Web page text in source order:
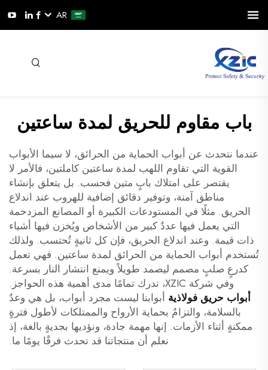
AR
باب مقاوم للحريق لمدة ساعتين
عندما نتحدث عن أبواب الحماية من الحرائق، لا سيما الأبواب
القوية التي تقاوم اللهب لمدة ساعتين كاملتين، فالأمر لا
يقتصر على امتلاك بابٍ متين فحسب. بل يتعلق بإنشاء
مناطق آمنة، وتوفير دقائق إضافية للهروب عند اندلاع
الحريق. مثلًا في المستودعات الكبيرة أو المصانع المزدحمة
التي يعمل فيها عددٌ كبير من الأشخاص ويُخزن فيها أشياء
ذات قيمة. وعند اندلاع الحريق، فإن كل ثانيةٍ تُحتسب. ولذلك
تُستخدم أبواب الحماية من الحرائق لمدة ساعتين. فهي تعمل
كدرعٍ صلبٍ مصمم ليصمد طويلاً ويمنع انتشار النار بسرعة.
وفي شركة XZIC، ندرك تمامًا مدى أهمية هذه الحواجز.
أبواب حريق فولاذية أبوابنا ليست مجرد أبواب، بل هي وعدٌ
بالسلامة، والتزامٌ بحماية الأرواح والممتلكات لأطول فترةٍ
ممكنةٍ أثناء الأزمات. إنها مهمة جادة، ونؤديها بجديةٍ بالغة، إذ
نعلم أن منتجاتنا قد تحدث فرقًا يومًا ما.